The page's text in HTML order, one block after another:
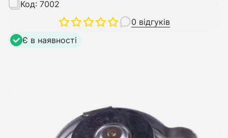
0 відгуків
Код: 7002
Є в наявності